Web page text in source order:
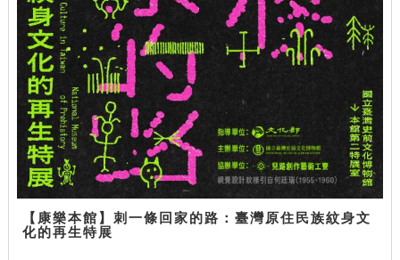
【康樂本館】刺一條回家的路：臺灣原住民族紋身文
化的再生特展